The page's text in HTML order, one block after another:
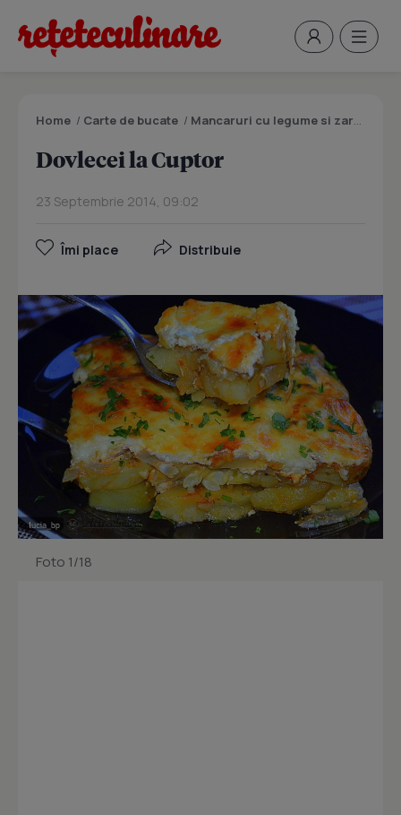
Home / Carte de bucate / Mancaruri cu legume si zarzavaturi
Dovlecei la Cuptor
23 Septembrie 2014, 09:02
Îmi place Distribuie
Foto 1/18